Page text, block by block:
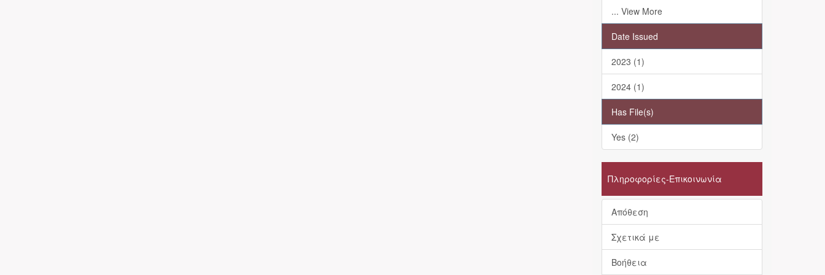
... View More
Date Issued
2023 (1)
2024 (1)
Has File(s)
Yes (2)
Πληροφορίες-Επικοινωνία
Απόθεση
Σχετικά με
Βοήθεια